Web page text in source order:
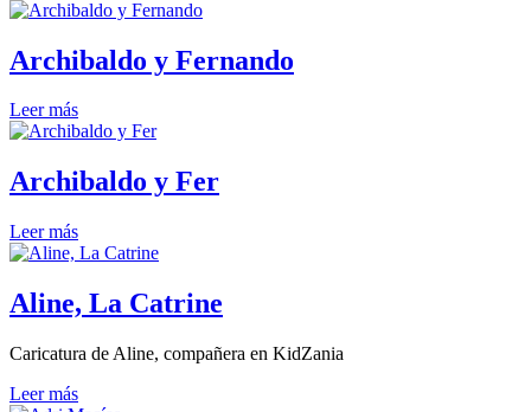
Archibaldo y Fernando
Leer más
Archibaldo y Fer
Leer más
Aline, La Catrine
Caricatura de Aline, compañera en KidZania
Leer más